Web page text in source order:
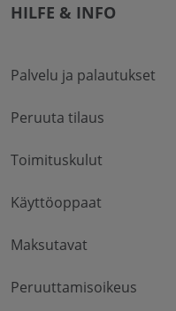
HILFE & INFO
Palvelu ja palautukset
Peruuta tilaus
Toimituskulut
Käyttöoppaat
Maksutavat
Peruuttamisoikeus